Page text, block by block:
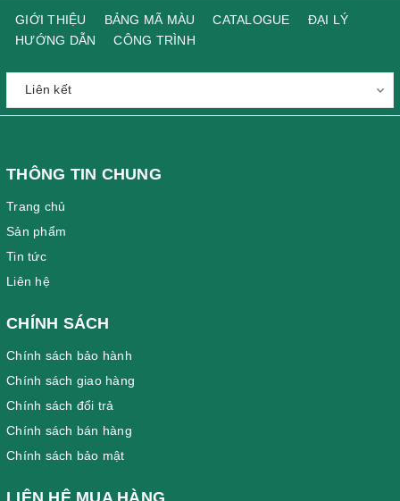
GIỚI THIỆU BẢNG MÃ MÀU CATALOGUE
ĐẠI LÝ
HƯỚNG DẪN
CÔNG TRÌNH
THÔNG TIN CHUNG
Trang chủ
Sản phẩm
Tin tức
Liên hệ
CHÍNH SÁCH
Chính sách bảo hành
Chính sách giao hàng
Chính sách đổi trả
Chính sách bán hàng
Chính sách bảo mật
LIÊN HỆ MUA HÀNG